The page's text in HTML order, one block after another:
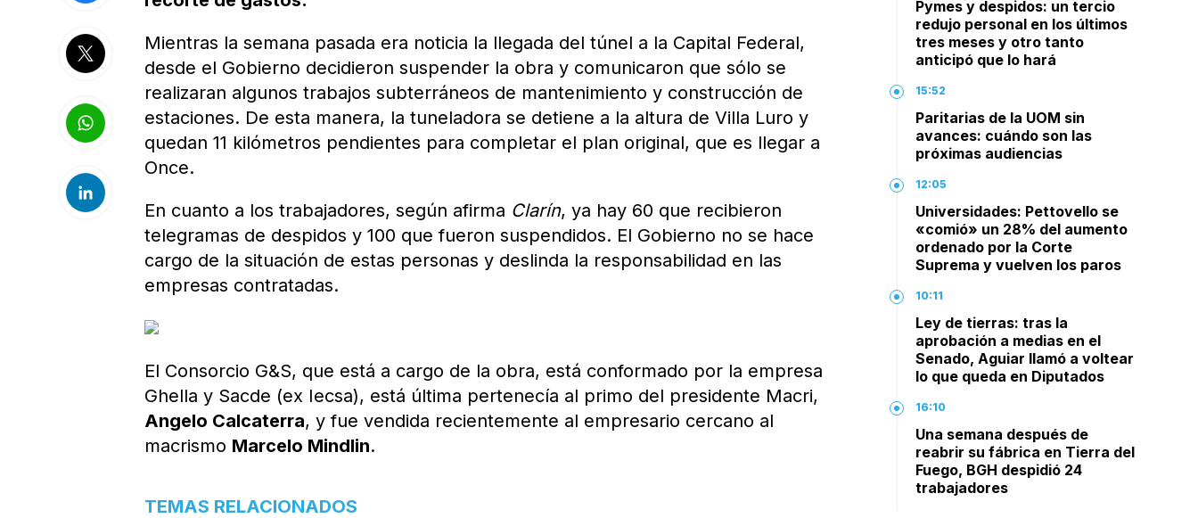
Mientras la semana pasada era noticia la llegada del túnel a la Capital Federal,
desde el Gobierno decidieron suspender la obra y comunicaron que sólo se
realizaran algunos trabajos subterráneos de mantenimiento y construcción de
estaciones. De esta manera, la tuneladora se detiene a la altura de Villa Luro y
quedan 11 kilómetros pendientes para completar el plan original, que es llegar a
Once.
En cuanto a los trabajadores, según afirma Clarín, ya hay 60 que recibieron
telegramas de despidos y 100 que fueron suspendidos. El Gobierno no se hace
cargo de la situación de estas personas y deslinda la responsabilidad en las
empresas contratadas.
El Consorcio G&S, que está a cargo de la obra, está conformado por la empresa
Ghella y Sacde (ex Iecsa), está última pertenecía al primo del presidente Macri,
Angelo Calcaterra, y fue vendida recientemente al empresario cercano al
macrismo Marcelo Mindlin.
TEMAS RELACIONADOS
Pymes y despidos: un tercio
redujo personal en los últimos
tres meses y otro tanto
anticipó que lo hará
15:52
Paritarias de la UOM sin
avances: cuándo son las
próximas audiencias
12:05
Universidades: Pettovello se
«comió» un 28% del aumento
ordenado por la Corte
Suprema y vuelven los paros
10:11
Ley de tierras: tras la
aprobación a medias en el
Senado, Aguiar llamó a voltear
lo que queda en Diputados
16:10
Una semana después de
reabrir su fábrica en Tierra del
Fuego, BGH despidió 24
trabajadores